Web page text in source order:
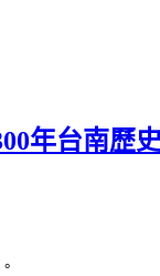
年台南歷